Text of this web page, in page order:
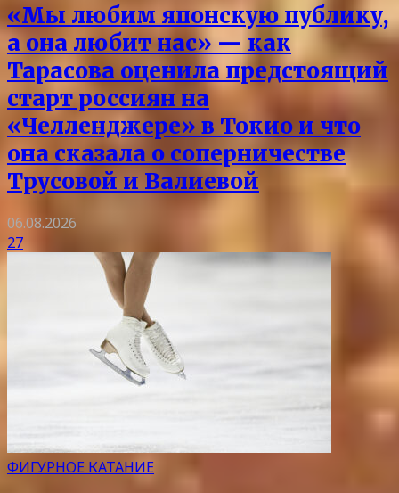
«Мы любим японскую публику,
а она любит нас» — как
Тарасова оценила предстоящий
старт россиян на
«Челленджере» в Токио и что
она сказала о соперничестве
Трусовой и Валиевой
06.08.2026
27
ФИГУРНОЕ КАТАНИЕ